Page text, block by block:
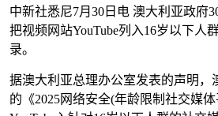
中新社悉尼7月30日电 澳大利亚政府
把视频网站YouTube列入16岁以下人
录。
据澳大利亚总理办公室发表的声明，
的《2025网络安全(年龄限制社交媒